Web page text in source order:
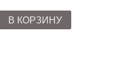
В КОРЗИНУ